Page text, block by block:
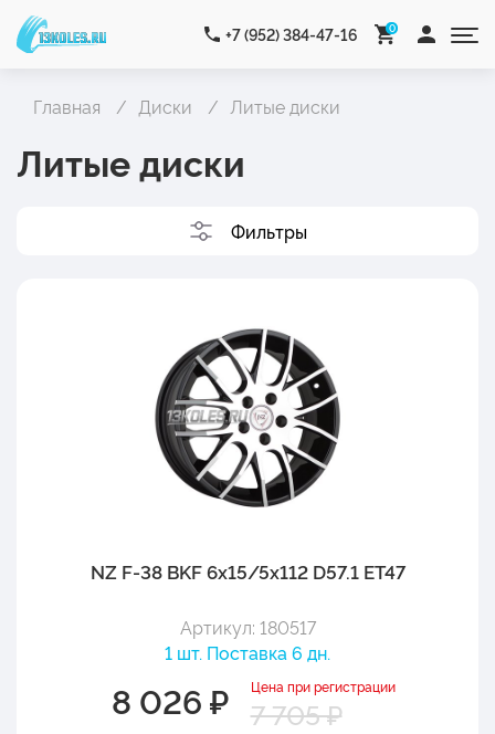
+7 (952) 384-47-16 0
Главная Диски Литые диски
Литые диски
Фильтры
NZ F-38 BKF 6x15/5x112 D57.1 ET47
Артикул: 180517
1 шт. Поставка 6 дн.
8 026 ₽ Цена при регистрации
7 705 ₽